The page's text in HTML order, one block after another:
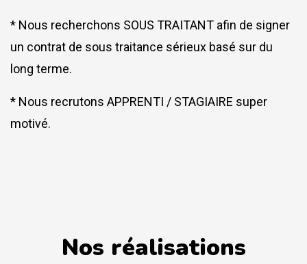
* Nous recherchons SOUS TRAITANT afin de signer
un contrat de sous traitance sérieux basé sur du
long terme.
* Nous recrutons APPRENTI / STAGIAIRE super
motivé.
Nos réalisations